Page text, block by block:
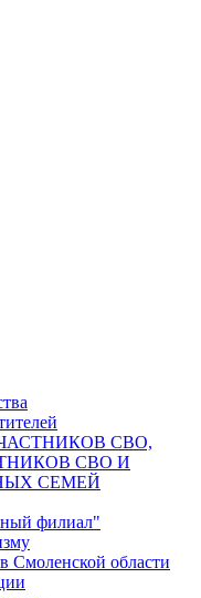
СВО,
СВО И
СЕМЕЙ
филиал"
Смоленской области